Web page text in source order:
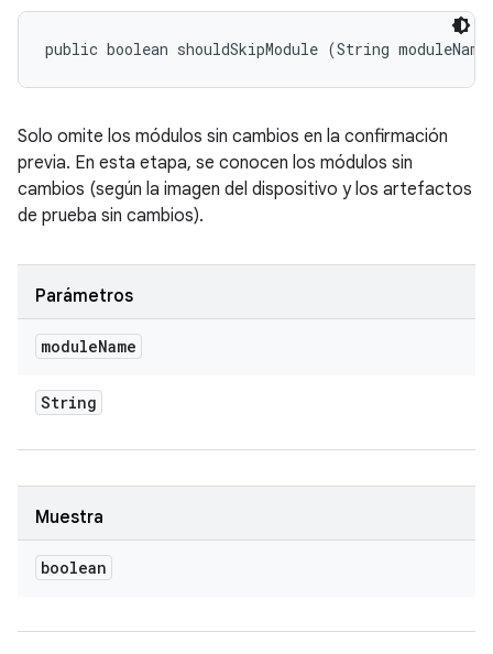
public boolean shouldSkipModule (String
Solo omite los módulos sin cambios en la confirmación
previa. En esta etapa, se conocen los módulos sin
cambios (según la imagen del dispositivo y los artefactos
de prueba sin cambios).
Parámetros
moduleName
String
Muestra
boolean